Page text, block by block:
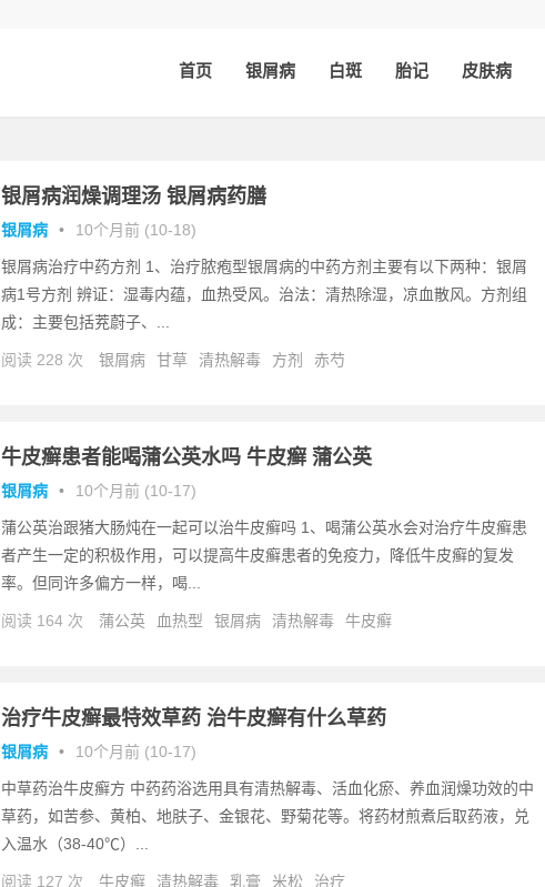
首页 银屑病 白斑 胎记 皮肤病
银屑病润燥调理汤 银屑病药膳
银屑病 • 10个月前 (10-18)
银屑病治疗中药方剂 1、治疗脓疱型银屑病的中药方剂主要有以下两种：银屑
病1号方剂 辨证：湿毒内蕴，血热受风。治法：清热除湿，凉血散风。方剂组
成：主要包括茺蔚子、...
阅读 228 次 银屑病 甘草 清热解毒 方剂 赤芍
牛皮癣患者能喝蒲公英水吗 牛皮癣 蒲公英
银屑病 • 10个月前 (10-17)
蒲公英治跟猪大肠炖在一起可以治牛皮癣吗 1、喝蒲公英水会对治疗牛皮癣患
者产生一定的积极作用，可以提高牛皮癣患者的免疫力，降低牛皮癣的复发
率。但同许多偏方一样，喝...
阅读 164 次 蒲公英 血热型 银屑病 清热解毒 牛皮癣
治疗牛皮癣最特效草药 治牛皮癣有什么草药
银屑病 • 10个月前 (10-17)
中草药治牛皮癣方 中药药浴选用具有清热解毒、活血化瘀、养血润燥功效的中
草药，如苦参、黄柏、地肤子、金银花、野菊花等。将药材煎煮后取药液，兑
入温水（38-40℃）...
阅读 127 次 牛皮癣 清热解毒 乳膏 米松 治疗